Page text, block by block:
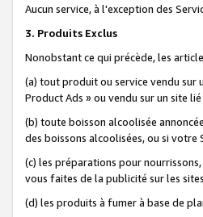
Aucun service, à l'exception des
3. Produits Exclus
Nonobstant ce qui précède, les
(a) tout produit ou service vendu sur
Product Ads » ou vendu sur un site
(b) toute boisson alcoolisée
des boissons alcoolisées, ou si
(c) les préparations pour
vous faites de la publicité sur les
(d) les produits à fumer à base de